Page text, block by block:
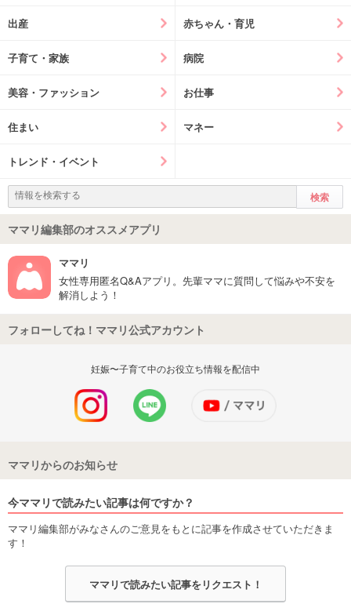
出産 赤ちゃん・育児
子育て・家族 病院
美容・ファッション お仕事
住まい マネー
トレンド・イベント
ママリ編集部のオススメアプリ
ママリ
女性専用匿名Q&Aアプリ。先輩ママに質問して悩みや不安を
解消しよう！
フォローしてね！ママリ公式アカウント
妊娠〜子育て中のお役立ち情報を配信中
ママリからのお知らせ
今ママリで読みたい記事は何ですか？
ママリ編集部がみなさんのご意見をもとに記事を作成させていただきま
す！
ママリで読みたい記事をリクエスト！